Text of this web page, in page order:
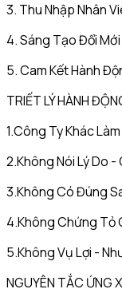
3. Thu Nhập Nhân
4. Sáng Tạo Đổi
5. Cam Kết Hành
TRIẾT LÝ HÀNH
1.Công Ty Khác
2.Không Nói Lý Do -
3.Không Có Đúng
4.Không Chứng Tỏ
5.Không Vụ Lợi -
NGUYÊN TẮC ỨNG